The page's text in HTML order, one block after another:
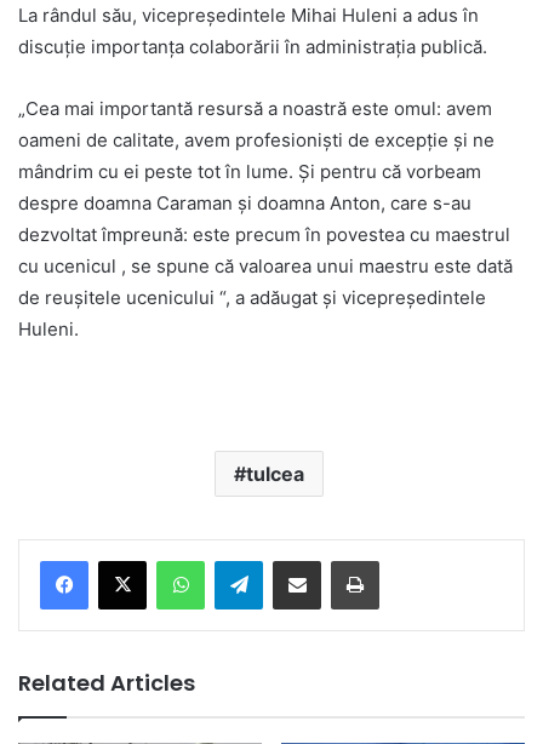
La rândul său, vicepreședintele Mihai Huleni a adus în
discuție importanța colaborării în administrația publică.
„Cea mai importantă resursă a noastră este omul: avem
oameni de calitate, avem profesioniști de excepție și ne
mândrim cu ei peste tot în lume. Și pentru că vorbeam
despre doamna Caraman și doamna Anton, care s-au
dezvoltat împreună: este precum în povestea cu maestrul
cu ucenicul , se spune că valoarea unui maestru este dată
de reușitele ucenicului “, a adăugat și vicepreședintele
Huleni.
tulcea
Telegram
Related Articles